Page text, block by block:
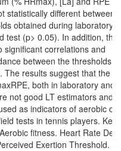
statistically different between
obtained during laboratory
test (p> 0.05). In addition,
significant correlations and
between the thresholds
The results suggest that the
both in laboratory and
not good LT estimators and
as indicators of aerobic
tests in tennis players. Key-
fitness. Heart Rate
Exertion Threshold.